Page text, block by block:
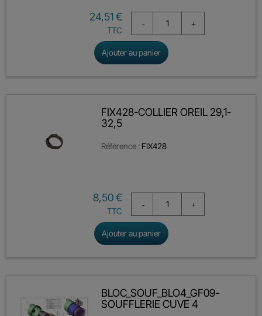
Prix
24,51 €
TTC
Ajouter au panier
FIX428-COLLIER OREIL 29,1-
32,5
Référence : FIX428
Prix
8,50 €
TTC
Ajouter au panier
BLOC_SOUF_BLO4_GF09-
SOUFFLERIE CUVE 4